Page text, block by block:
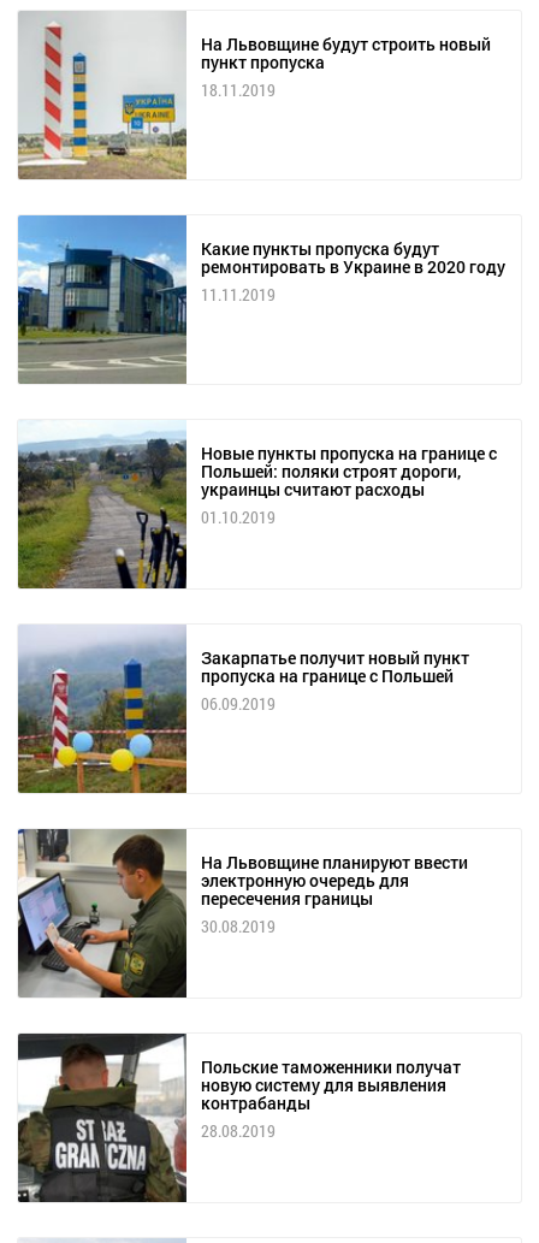
На Львовщине будут строить новый
пункт пропуска
18.11.2019
Какие пункты пропуска будут
ремонтировать в Украине в 2020 году
11.11.2019
Новые пункты пропуска на границе с
Польшей: поляки строят дороги,
украинцы считают расходы
01.10.2019
Закарпатье получит новый пункт
пропуска на границе с Польшей
06.09.2019
На Львовщине планируют ввести
электронную очередь для
пересечения границы
30.08.2019
Польские таможенники получат
новую систему для выявления
контрабанды
28.08.2019